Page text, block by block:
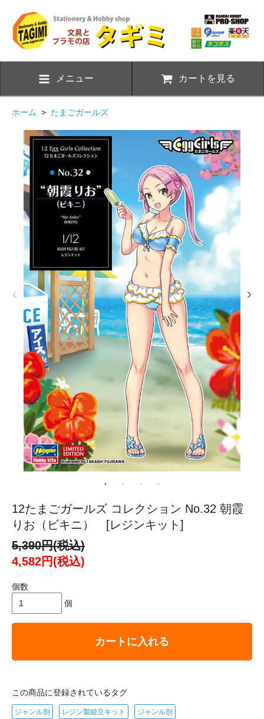
メニュー カートを見る
ホーム > たまごガールズ
12たまごガールズ コレクション No.32 朝霞
りお（ビキニ） [レジンキット]
5,390円(税込)
4,582円(税込)
個数
個
カートに入れる
この商品に登録されているタグ
ジャンル別 レジン製組立キット ジャンル別